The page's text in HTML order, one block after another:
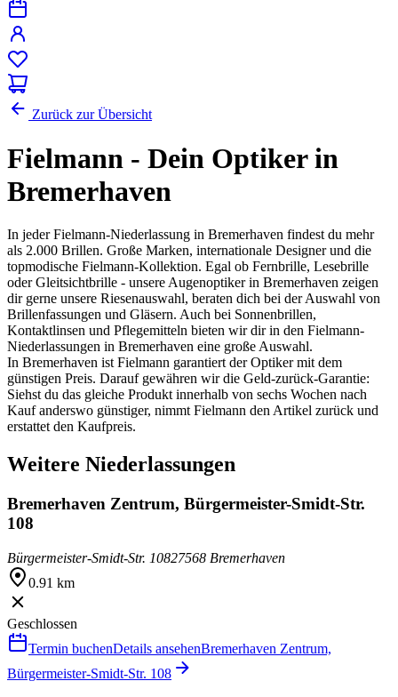
Zurück zur Übersicht
Fielmann - Dein Optiker in
Bremerhaven
In jeder Fielmann-Niederlassung in Bremerhaven findest du mehr
als 2.000 Brillen. Große Marken, internationale Designer und die
topmodische Fielmann-Kollektion. Egal ob Fernbrille, Lesebrille
oder Gleitsichtbrille - unsere Augenoptiker in Bremerhaven zeigen
dir gerne unsere Riesenauswahl, beraten dich bei der Auswahl von
Brillenfassungen und Gläsern. Auch bei Sonnenbrillen,
Kontaktlinsen und Pflegemitteln bieten wir dir in den Fielmann-
Niederlassungen in Bremerhaven eine große Auswahl.
In Bremerhaven ist Fielmann garantiert der Optiker mit dem
günstigen Preis. Darauf gewähren wir die Geld-zurück-Garantie:
Siehst du das gleiche Produkt innerhalb von sechs Wochen nach
Kauf anderswo günstiger, nimmt Fielmann den Artikel zurück und
erstattet den Kaufpreis.
Weitere Niederlassungen
Bremerhaven Zentrum, Bürgermeister-Smidt-Str.
108
Bürgermeister-Smidt-Str. 10827568 Bremerhaven
0.91 km
Geschlossen
Termin buchenDetails ansehenBremerhaven Zentrum,
Bürgermeister-Smidt-Str. 108